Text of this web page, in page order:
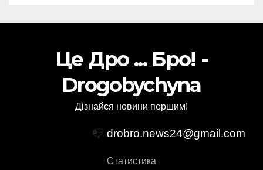
Це Дро ... Бро! -
Drogobychyna
Дізнайся новини першим!
📭 drobro.news24@gmail.com
Статистика